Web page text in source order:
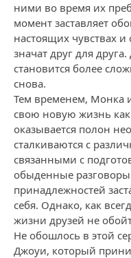
ними во время их
момент заставляет
настоящих чувствах
значат друг для
становится более
снова.
Тем временем, Монка
свою новую жизнь
оказывается полон
сталкиваются с
связанными с
обыденные разговоры
принадлежностей
себя. Однако, как
жизни друзей не
Не обошлось в этой
Джоуи, который